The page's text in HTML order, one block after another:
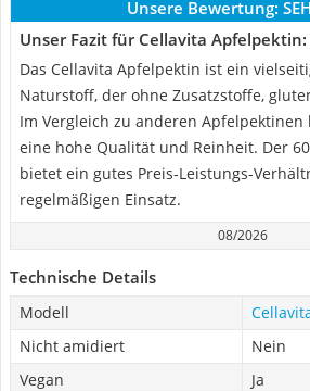
Unsere Bewertung:
Unser Fazit für Cellavita Apfelpektin:
Das Cellavita Apfelpektin ist ein
Naturstoff, der ohne Zusatzstoffe,
Im Vergleich zu anderen
eine hohe Qualität und Reinheit. Der
bietet ein gutes Preis-Leistungs-
regelmäßigen Einsatz.
08/2026
Technische Details
Modell
Nicht amidiert
Nein
Vegan
Ja